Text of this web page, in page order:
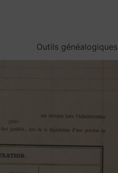
Outils généalogiques